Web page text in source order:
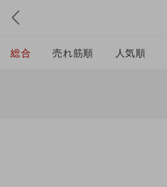
総合 売れ筋順 人気順